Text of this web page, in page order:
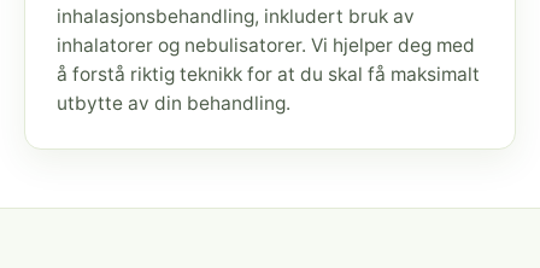
inhalasjonsbehandling, inkludert bruk av
inhalatorer og nebulisatorer. Vi hjelper deg med
å forstå riktig teknikk for at du skal få maksimalt
utbytte av din behandling.